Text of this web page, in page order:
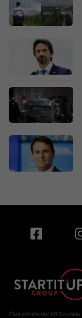
Člen združenia IAB Slovakia